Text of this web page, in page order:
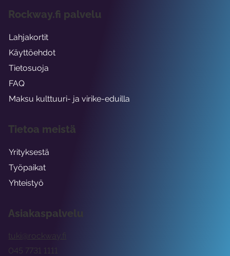
Asiakaspalvelu
tuki@rockway.fi
045 7731 1111
Rockway.fi palvelu
Lahjakortit
Käyttöehdot
Tietosuoja
FAQ
Maksu kulttuuri- ja virike-eduilla
Tietoa meistä
Yrityksestä
Työpaikat
Yhteistyö